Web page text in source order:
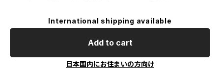
International shipping available
Add to cart
日本国内にお住まいの方向け